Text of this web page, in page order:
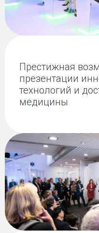
Престижная
презентации
технологий и
медицины